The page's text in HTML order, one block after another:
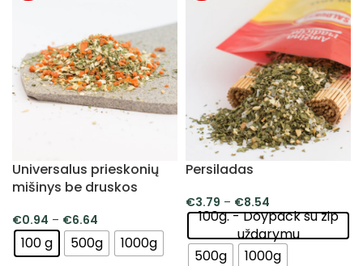
Universalus prieskonių
mišinys be druskos
€0.94 – €6.64
100 g 500g 1000g
Persiladas
€3.79 – €8.54
100g. - Doypack su zip
uždarymu
500g
1000g